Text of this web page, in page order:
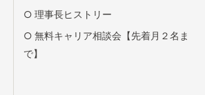
理事長ヒストリー
無料キャリア相談会【先着月２名ま
で】